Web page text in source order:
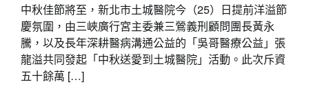
中秋佳節將至，新北市土城醫院今（25）日提前洋溢節
慶氛圍，由三峽廣行宮主委兼三鶯義刑顧問團長黃永
騰，以及長年深耕醫病溝通公益的「吳哥醫療公益」張
龍溢共同發起「中秋送愛到土城醫院」活動。此次斥資
五十餘萬 […]